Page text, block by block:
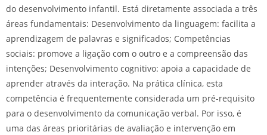
do desenvolvimento infantil. Está diretamente associada a três
áreas fundamentais: Desenvolvimento da linguagem: facilita a
aprendizagem de palavras e significados; Competências
sociais: promove a ligação com o outro e a compreensão das
intenções; Desenvolvimento cognitivo: apoia a capacidade de
aprender através da interação. Na prática clínica, esta
competência é frequentemente considerada um pré-requisito
para o desenvolvimento da comunicação verbal. Por isso, é
uma das áreas prioritárias de avaliação e intervenção em